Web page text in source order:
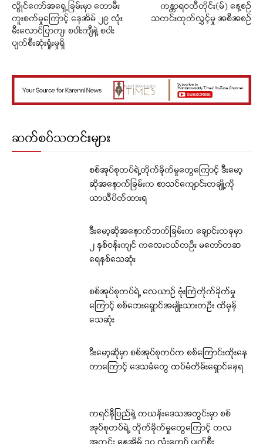
လွိုင်ကော်အရှေ့ခြမ်းမှာ တောမီး
ကူးစက်မှုကြောင့် နေအိမ် ၂၉ လုံး
မီးလောင်ပြာကျ၊ စပါးကျီနဲ့ စပါး
ပျက်စီးဆုံးရှုံးမှုရှိ
ကန္တာရဝတီတိုင်း(မ်) နေ့စဉ်
သတင်းထုတ်လွှင့်မှု အစီအစဉ်
ဆက်စပ်သတင်းများ
စစ်အုပ်စုတပ်ရဲ့တိုက်ခိုက်မှုတွေကြောင့် ဒီးမော့
ဆိုအနောက်ခြမ်းက စာသင်ကျောင်းတချို့ကို
ယာယီပိတ်ထားရ
ဒီးမော့ဆိုအနောက်ဘက်ခြမ်းက ချောင်းတခုမှာ
၂ နှစ်ဝန်းကျင် ကလေးငယ်တဦး မတော်တဆ
ရေနစ်သေဆုံး
စစ်အုပ်စုတပ်ရဲ့ လေယာဉ် ဗုံးကြဲတိုက်ခိုက်မှု
ကြောင့် စစ်ဘေးရှောင်အမျိုးသားတဦး ထိမှန်
သေဆုံး
ဒီးမော့ဆိုမှာ စစ်အုပ်စုတပ်က စစ်ကြောင်းထိုးနေ
တာကြောင့် ဒေသခံတွေ ထပ်မံတိမ်းရှောင်နေရ
ကရင်နီပြည်နဲ့ ကယန်းဒေသအတွင်းမှာ စစ်
အုပ်စုတပ်ရဲ့ တိုက်ခိုက်မှုတွေကြောင့် တလ